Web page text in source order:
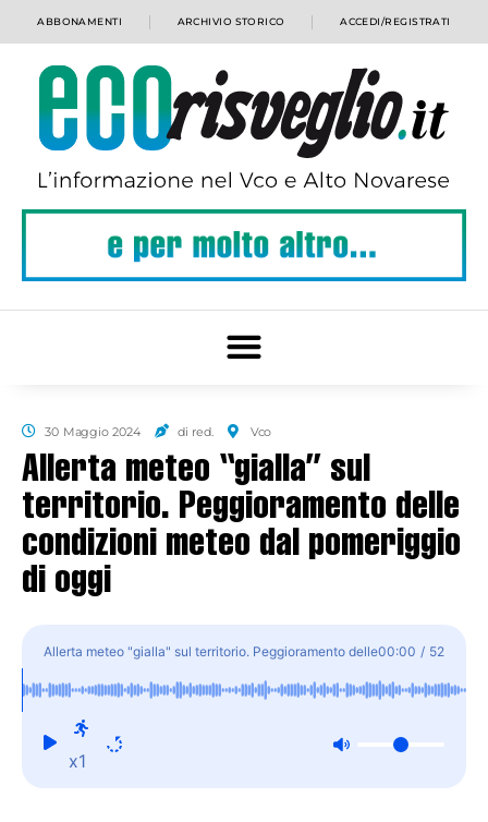
ABBONAMENTI ARCHIVIO STORICO ACCEDI/REGISTRATI
30 Maggio 2024 di red. Vco
Allerta meteo “gialla” sul
territorio. Peggioramento delle
condizioni meteo dal pomeriggio
di oggi
Allerta meteo "gialla" sul territorio. Peggioramento delle
condizioni meteo dal pomeriggio di oggi
00:00 / 52
x1